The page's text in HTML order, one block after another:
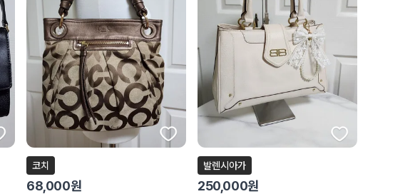
코치
68,000원
발렌시아가
250,000원